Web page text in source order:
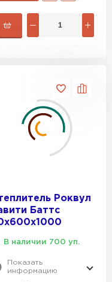
Роквул
Баттс
В наличии 700 уп.
Показать
информацию